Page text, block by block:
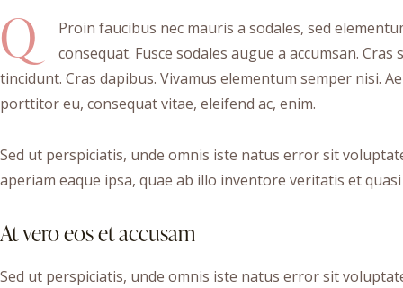
Q
Proin faucibus nec mauris a sodales, sed
consequat. Fusce sodales augue a accumsan.
tincidunt. Cras dapibus. Vivamus elementum semper nisi.
porttitor eu, consequat vitae, eleifend ac, enim.
Sed ut perspiciatis, unde omnis iste natus error sit
aperiam eaque ipsa, quae ab illo inventore veritatis et
At vero eos et accusam
Sed ut perspiciatis, unde omnis iste natus error sit